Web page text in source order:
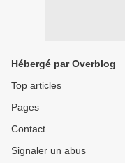
Hébergé par Overblog
Top articles
Pages
Contact
Signaler un abus